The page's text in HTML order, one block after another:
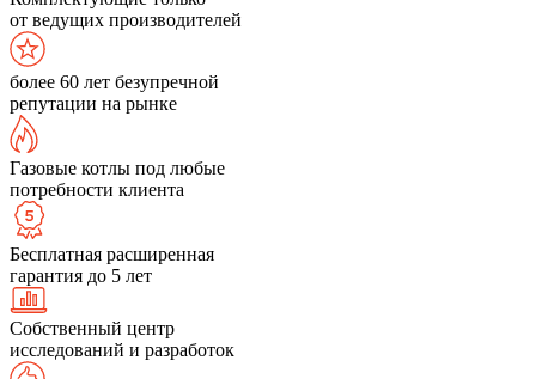
от ведущих производителей
более 60 лет безупречной
репутации на рынке
Газовые котлы под любые
потребности клиента
Бесплатная расширенная
гарантия до 5 лет
Собственный центр
исследований и разработок